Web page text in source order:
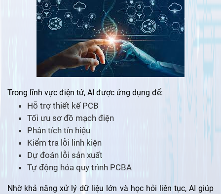
Trong lĩnh vực điện tử, AI được ứng dụng để:
Hỗ trợ thiết kế PCB
Tối ưu sơ đồ mạch điện
Phân tích tín hiệu
Kiểm tra lỗi linh kiện
Dự đoán lỗi sản xuất
Tự động hóa quy trình PCBA
Nhờ khả năng xử lý dữ liệu lớn và học hỏi liên tục, AI giúp